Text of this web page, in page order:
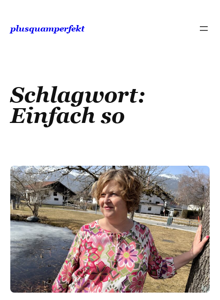
Inhalt
springen
plusquamperfekt
Schlagwort:
Einfach so